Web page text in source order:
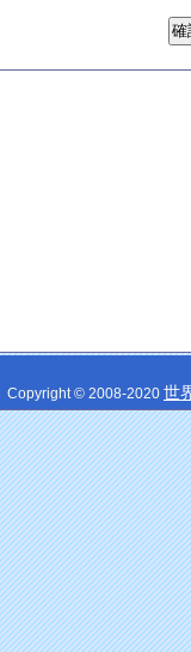
Copyright © 2008-2020 世